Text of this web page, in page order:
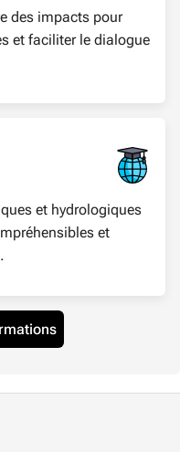
des impacts pour
et faciliter le dialogue
et hydrologiques
et